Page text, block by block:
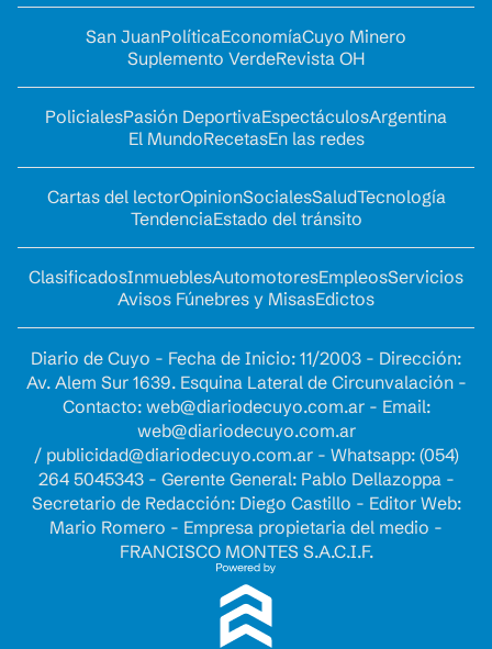
San JuanPolíticaEconomíaCuyo Minero
Suplemento VerdeRevista OH
PolicialesPasión DeportivaEspectáculosArgentina
El MundoRecetasEn las redes
Cartas del lectorOpinionSocialesSaludTecnología
TendenciaEstado del tránsito
ClasificadosInmueblesAutomotoresEmpleosServicios
Avisos Fúnebres y MisasEdictos
Diario de Cuyo - Fecha de Inicio: 11/2003 - Dirección:
Av. Alem Sur 1639. Esquina Lateral de Circunvalación -
Contacto: web@diariodecuyo.com.ar- Email:
web@diariodecuyo.com.ar
/ publicidad@diariodecuyo.com.ar- Whatsapp: (054)
264 5045343 - Gerente General: Pablo Dellazoppa -
Secretario de Redacción: Diego Castillo - Editor Web:
Mario Romero - Empresa propietaria del medio -
FRANCISCO MONTES S.A.C.I.F.